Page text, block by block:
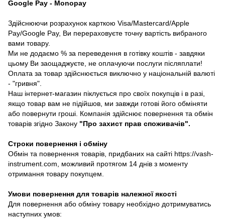
Google Pay - Monopay
Здійснюючи розрахунок карткою Visa/Mastercard/Apple
Pay/Google Pay, Ви перераховуєте точну вартість вибраного
вами товару.
Ми не додаємо % за переведення в готівку коштів - завдяки
цьому Ви заощаджуєте, не оплачуючи послуги післяплати!
Оплата за товар здійснюється виключно у національній валюті
- "гривня".
Наш інтернет-магазин піклується про своїх покупців і в разі,
якщо товар вам не підійшов, ми завжди готові його обміняти
або повернути гроші. Компанія здійснює повернення та обмін
товарів згідно Закону "Про захист прав споживачів".
Строки повернення і обміну
Обмін та повернення товарів, придбаних на сайті https://vash-
instrument.com, можливий протягом 14 днів з моменту
отримання товару покупцем.
Умови повернення для товарів належної якості
Для повернення або обміну товару необхідно дотримуватись
наступних умов: